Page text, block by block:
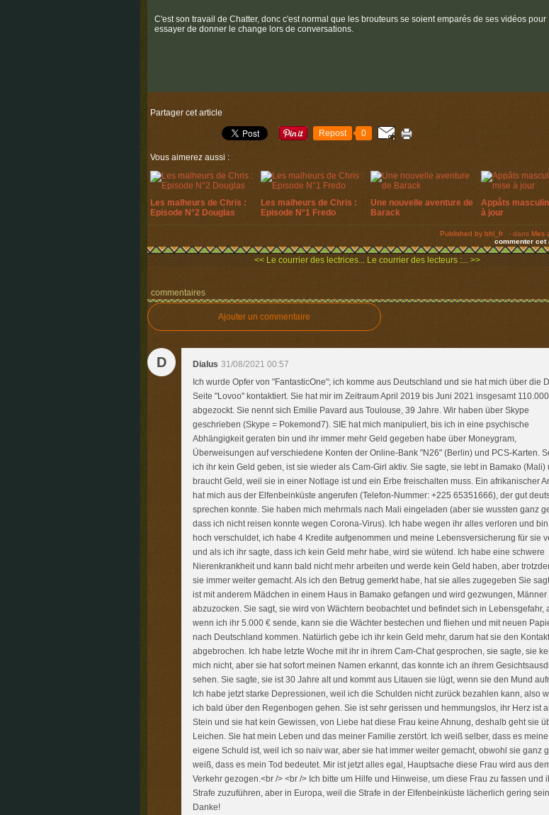
C'est son travail de Chatter, donc c'est normal que les brouteurs se soient emparés de ses vidéos pour
essayer de donner le change lors de conversations.
Partager cet article
Repost 0
Vous aimerez aussi :
Les malheurs de Chris :
Episode N°2 Douglas
Les malheurs de Chris :
Episode N°1 Fredo
Une nouvelle aventure de
Barack
Appâts
à jour
Published by bhl_fr - dans Mes
commenter cet
<< Le courrier des lectrices... Le courrier des lecteurs :... >>
commentaires
Ajouter un commentaire
D Dialus 31/08/2021 00:57
Ich wurde Opfer von "FantasticOne"; ich komme aus Deutschland und sie hat mich über die
Seite "Lovoo" kontaktiert. Sie hat mir im Zeitraum April 2019 bis Juni 2021 insgesamt
abgezockt. Sie nennt sich Emilie Pavard aus Toulouse, 39 Jahre. Wir haben über Skype
geschrieben (Skype = Pokemond7). SIE hat mich manipuliert, bis ich in eine psychische
Abhängigkeit geraten bin und ihr immer mehr Geld gegeben habe über Moneygram,
Überweisungen auf verschiedene Konten der Online-Bank "N26" (Berlin) und PCS-Karten.
ich ihr kein Geld geben, ist sie wieder als Cam-Girl aktiv. Sie sagte, sie lebt in Bamako (Mali)
braucht Geld, weil sie in einer Notlage ist und ein Erbe freischalten muss. Ein afrikanischer
hat mich aus der Elfenbeinküste angerufen (Telefon-Nummer: +225 65351666), der gut
sprechen konnte. Sie haben mich mehrmals nach Mali eingeladen (aber sie wussten ganz
dass ich nicht reisen konnte wegen Corona-Virus). Ich habe wegen ihr alles verloren und
hoch verschuldet, ich habe 4 Kredite aufgenommen und meine Lebensversicherung für sie
und als ich ihr sagte, dass ich kein Geld mehr habe, wird sie wütend. Ich habe eine schwere
Nierenkrankheit und kann bald nicht mehr arbeiten und werde kein Geld haben, aber
sie immer weiter gemacht. Als ich den Betrug gemerkt habe, hat sie alles zugegeben Sie
ist mit anderem Mädchen in einem Haus in Bamako gefangen und wird gezwungen, Männer
abzuzocken. Sie sagt, sie wird von Wächtern beobachtet und befindet sich in Lebensgefahr,
wenn ich ihr 5.000 € sende, kann sie die Wächter bestechen und fliehen und mit neuen
nach Deutschland kommen. Natürlich gebe ich ihr kein Geld mehr, darum hat sie den Kontakt
abgebrochen. Ich habe letzte Woche mit ihr in ihrem Cam-Chat gesprochen, sie sagte, sie
mich nicht, aber sie hat sofort meinen Namen erkannt, das konnte ich an ihrem
sehen. Sie sagte, sie ist 30 Jahre alt und kommt aus Litauen sie lügt, wenn sie den Mund
Ich habe jetzt starke Depressionen, weil ich die Schulden nicht zurück bezahlen kann, also
ich bald über den Regenbogen gehen. Sie ist sehr gerissen und hemmungslos, ihr Herz ist
Stein und sie hat kein Gewissen, von Liebe hat diese Frau keine Ahnung, deshalb geht sie
Leichen. Sie hat mein Leben und das meiner Familie zerstört. Ich weiß selber, dass es meine
eigene Schuld ist, weil ich so naiv war, aber sie hat immer weiter gemacht, obwohl sie ganz
weiß, dass es mein Tod bedeutet. Mir ist jetzt alles egal, Hauptsache diese Frau wird aus
Verkehr gezogen.<br /> <br /> Ich bitte um Hilfe und Hinweise, um diese Frau zu fassen und
Strafe zuzuführen, aber in Europa, weil die Strafe in der Elfenbeinküste lächerlich gering
Danke!